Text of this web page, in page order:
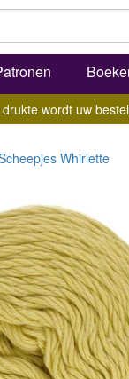
wordt uw
Whirlette